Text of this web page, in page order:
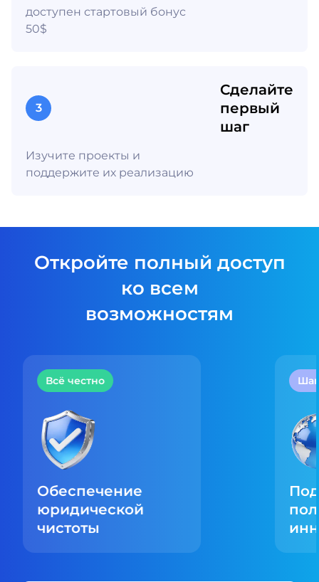
доступен стартовый бонус
50$
3
Сделайте
первый
шаг
Изучите проекты и
поддержите их реализацию
Откройте полный доступ
ко всем
возможностям
Всё честно
Обеспечение
юридической
чистоты